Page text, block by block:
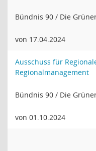
Bündnis 90 / Die
von 17.04.2024
Ausschuss für
Regionalmanagement
Bündnis 90 / Die
von 01.10.2024